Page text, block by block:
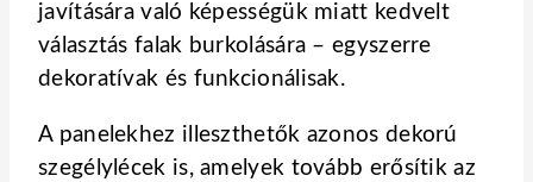
javítására való képességük miatt kedvelt
választás falak burkolására – egyszerre
dekoratívak és funkcionálisak.
A panelekhez illeszthetők azonos dekorú
szegélylécek is, amelyek tovább erősítik az